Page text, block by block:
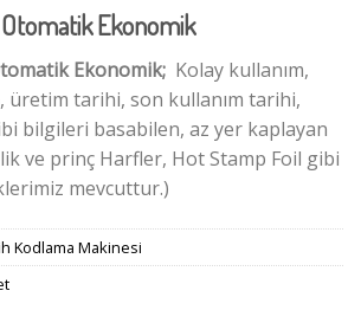
Ekonomik
Ekonomik; Kolay kullanım,
üretim tarihi, son kullanım tarihi,
bilgileri basabilen, az yer kaplayan
ve prinç Harfler, Hot Stamp Foil gibi
mevcuttur.)
Kodlama Makinesi